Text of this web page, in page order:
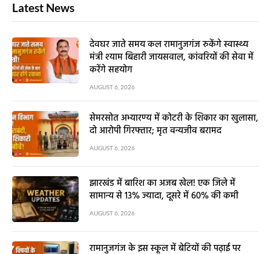
Latest News
देवघर जाते समय कल रामानुजगंज रुकेंगे स्वास्थ्य
मंत्री श्याम बिहारी जायसवाल, कांवरियों की सेवा में
करेंगे सहयोग
AUGUST 6, 2026
सेमरसोत अभ्यारण्य में कोटरी के शिकार का खुलासा,
दो आरोपी गिरफ्तार; मृत वन्यजीव बरामद
AUGUST 6, 2026
झारखंड में बारिश का अजब खेल! एक जिले में
सामान्य से 13% ज्यादा, दूसरे में 60% की कमी
AUGUST 6, 2026
रामानुजगंज के इस स्कूल में बेटियों की पढ़ाई पर